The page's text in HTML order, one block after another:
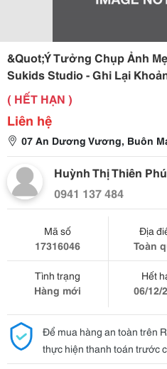
&Quot;Ý Tưởng Chụp Ảnh
Sukids Studio - Ghi Lại
( HẾT HẠN )
Liên hệ
07 An Dương Vương, Buôn
Huỳnh Thị Thiên Phú
0941 137 484
Mã số
17316046
Địa
Toàn
Tình trạng
Hàng mới
Hết
06/12/
Để mua hàng an toàn trên
thực hiện thanh toán trước